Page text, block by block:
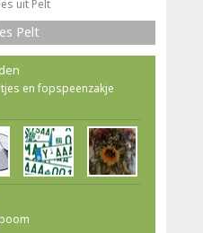
uit Pelt
Pelt
en fopspeenzakje